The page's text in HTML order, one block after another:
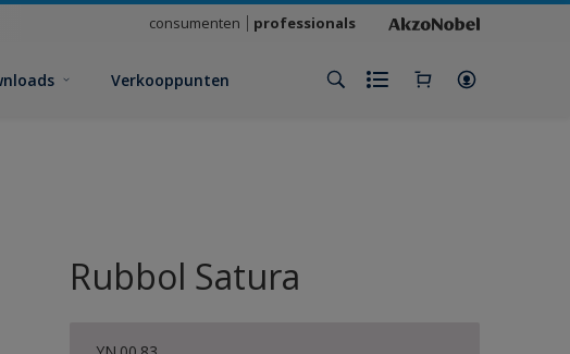
consumenten professionals
Verkooppunten
Rubbol Satura